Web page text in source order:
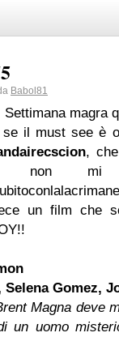
Babol81
magra
il must see è
,
non mi
un film che
Selena Gomez,
Magna deve
un uomo